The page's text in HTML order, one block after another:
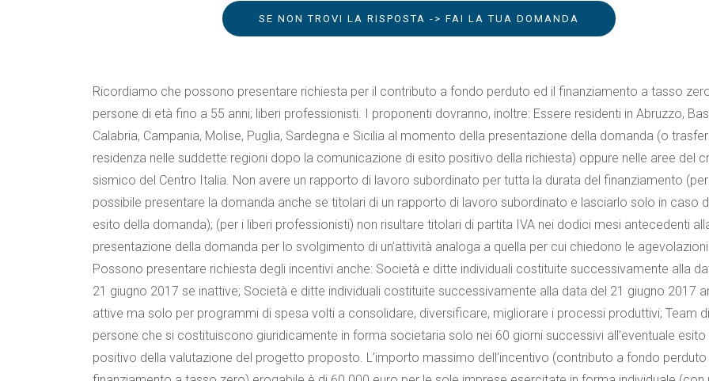
SE NON TROVI LA RISPOSTA -> FAI LA TUA DOMANDA
Ricordiamo che possono presentare richiesta per il contributo a fondo perduto ed il finanziamento a tasso
persone di età fino a 55 anni; liberi professionisti. I proponenti dovranno, inoltre: Essere residenti in Abruzzo,
Calabria, Campania, Molise, Puglia, Sardegna e Sicilia al momento della presentazione della domanda (o
residenza nelle suddette regioni dopo la comunicazione di esito positivo della richiesta) oppure nelle aree del
sismico del Centro Italia. Non avere un rapporto di lavoro subordinato per tutta la durata del finanziamento
possibile presentare la domanda anche se titolari di un rapporto di lavoro subordinato e lasciarlo solo in caso
esito della domanda); (per i liberi professionisti) non risultare titolari di partita IVA nei dodici mesi antecedenti
presentazione della domanda per lo svolgimento di un’attività analoga a quella per cui chiedono le agevolazioni.
Possono presentare richiesta degli incentivi anche: Società e ditte individuali costituite successivamente alla
21 giugno 2017 se inattive; Società e ditte individuali costituite successivamente alla data del 21 giugno 2017
attive ma solo per programmi di spesa volti a consolidare, diversificare, migliorare i processi produttivi; Team di
persone che si costituiscono giuridicamente in forma societaria solo nei 60 giorni successivi all’eventuale esito
positivo della valutazione del progetto proposto. L’importo massimo dell’incentivo (contributo a fondo perduto